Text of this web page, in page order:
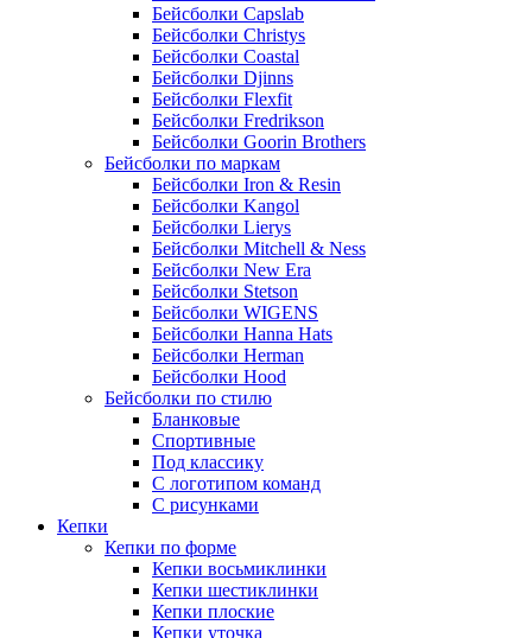
Бейсболки Capslab
Бейсболки Christys
Бейсболки Coastal
Бейсболки Djinns
Бейсболки Flexfit
Бейсболки Fredrikson
Бейсболки Goorin Brothers
Бейсболки по маркам
Бейсболки Iron & Resin
Бейсболки Kangol
Бейсболки Lierys
Бейсболки Mitchell & Ness
Бейсболки New Era
Бейсболки Stetson
Бейсболки WIGENS
Бейсболки Hanna Hats
Бейсболки Herman
Бейсболки Hood
Бейсболки по стилю
Бланковые
Спортивные
Под классику
С логотипом команд
С рисунками
Кепки
Кепки по форме
Кепки восьмиклинки
Кепки шестиклинки
Кепки плоские
Кепки уточка